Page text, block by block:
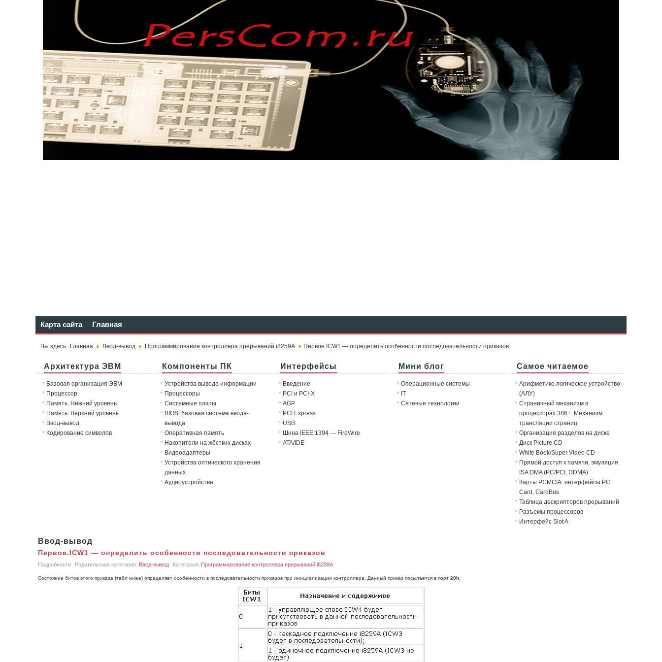
Карта сайта Главная
Вы здесь: Главная Ввод-вывод Программирование контроллера прерываний i8259А Первое.ICW1 — определить особенности последовательности приказов
Архитектура ЭВМ
Базовая организация ЭВМ
Процессор
Память. Нижний уровень
Память. Верхний уровень
Ввод-вывод
Кодирование символов
Компоненты ПК
Устройства вывода информации
Процессоры
Системные платы
BIOS: базовая система ввода-
вывода
Оперативная память
Накопители на жёстких дисках
Видеоадаптеры
Устройства оптического хранения
данных
Аудиоустройства
Интерфейсы
Введение
PCI и PCI-X
AGP
PCI Express
USB
Шина IEEE 1394 — FireWire
ATA/IDE
Мини блог
Операционные системы
IT
Сетевые технологии
Самое читаемое
Арифметико логическое устройство
(АЛУ)
Страничный механизм в
процессорах 386+. Механизм
трансляции страниц
Организация разделов на диске
Диск Picture CD
White Book/Super Video CD
Прямой доступ к памяти, эмуляция
ISA DMA (PC/PCI, DDMA)
Карты PCMCIA: интерфейсы PC
Card, CardBus
Таблица дескрипторов прерываний
Разъемы процессоров
Интерфейс Slot A
Ввод-вывод
Первое.ICW1 — определить особенности последовательности приказов
Подробности Родительская категория: Ввод-вывод Категория: Программирование контроллера прерываний i8259А
Состояние битов этого приказа (табл ниже) определяет особенности в последовательности приказов при инициализации контроллера. Данный приказ посылается в порт 20h